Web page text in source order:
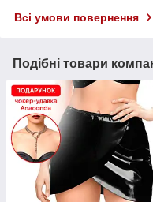
Всі умови повернення
Подібні товари